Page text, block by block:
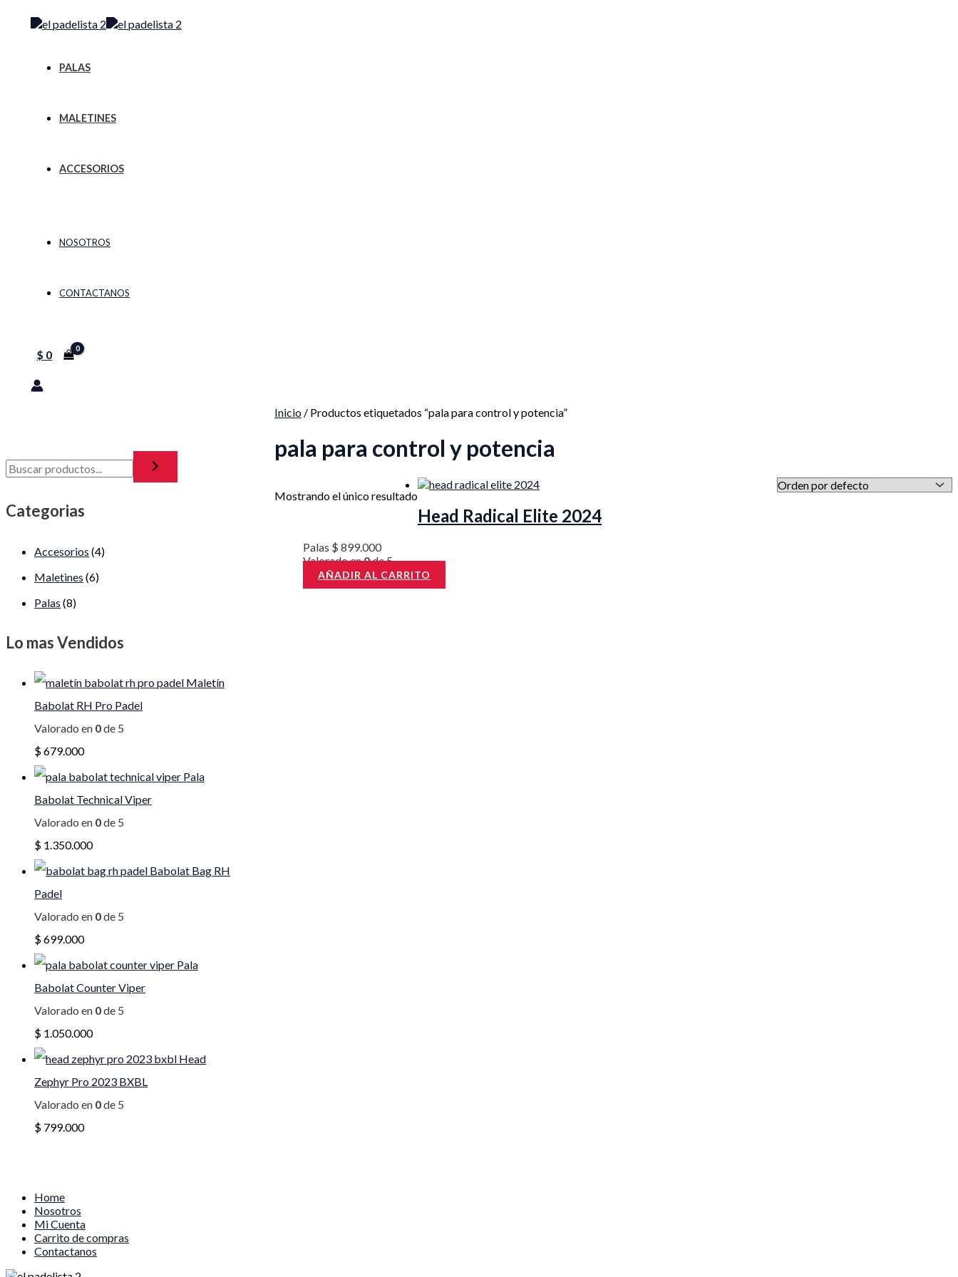
contenido
PALAS
MALETINES
ACCESORIOS
NOSOTROS
CONTACTANOS
$ 0
Categorias
Accesorios (4)
Maletines (6)
Palas (8)
Lo mas Vendidos
Maletín
Babolat RH Pro Padel
Valorado en 0de 5
$679.000
Pala
Babolat Technical Viper
Valorado en 0de 5
$ 1.350.000
Babolat Bag RH
Padel
Valorado en 0de 5
$699.000
Pala
Babolat Counter Viper
Valorado en 0de 5
$ 1.050.000
Head
Zephyr Pro 2023 BXBL
Valorado en 0de 5
$ 799.000
Inicio / Productos etiquetados “pala para control y potencia”
pala para control y potencia
Mostrando el único resultado
Head Radical Elite 2024
Palas $ 899.000
Valorado en0de 5
AÑADIR AL CARRITO
Home
Nosotros
Mi Cuenta
Carrito de compras
Contactanos